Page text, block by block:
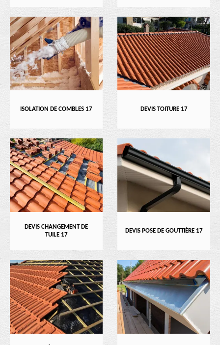
ISOLATION DE COMBLES 17 DEVIS TOITURE 17
DEVIS CHANGEMENT DE
TUILE 17
DEVIS POSE DE GOUTTIÈRE 17